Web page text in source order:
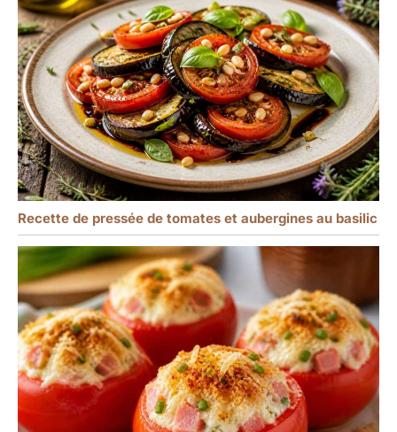
Recette de pressée de tomates et aubergines au basilic